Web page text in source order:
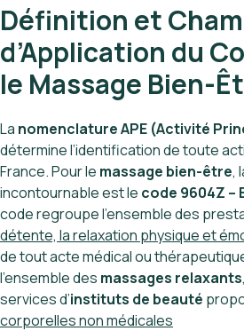
Définition et
d’Application du
le Massage Bien-
La nomenclature APE (Activité
détermine l’identification de toute
France. Pour le massage bien-être,
incontournable est le code 9604Z
code regroupe l’ensemble des
détente, la relaxation physique et
de tout acte médical ou
l’ensemble des massages relaxants
services d’instituts de beauté
corporelles non médicales